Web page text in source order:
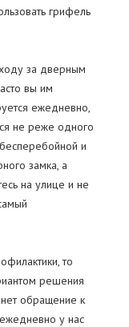
грифель
за дверным
вы им
ежедневно,
не реже одного
и
замка, а
на улице и не
то
решения
обращение к
у нас